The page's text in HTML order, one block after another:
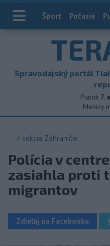
Index
Šport Počasie
Spravodajský portál
Piatok 7.
Meniny
< sekcia Zahraničie
Polícia v
zasiahla proti
migrantov
Zdieľaj na Facebooku